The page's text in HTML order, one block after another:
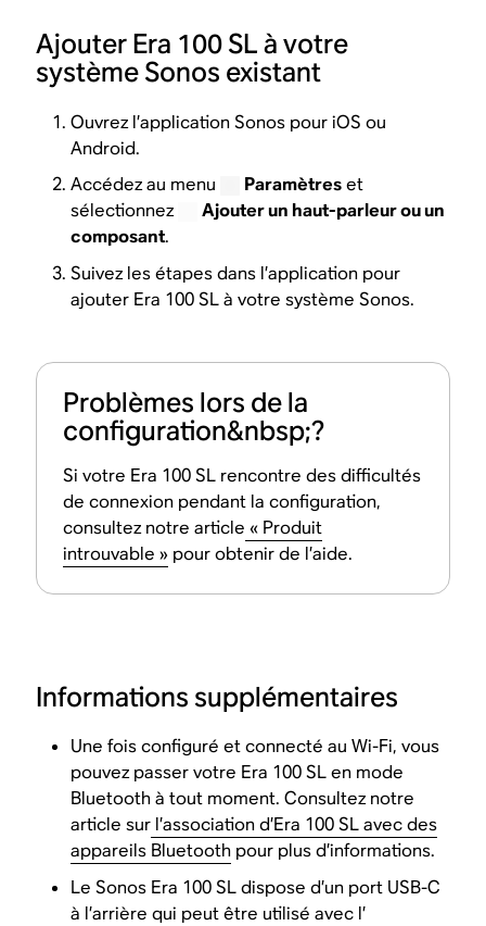
Ajouter Era 100 SL à votre
système Sonos existant
Ouvrez l’application Sonos pour iOS ou
Android.
Accédez au menu
Paramètreset
sélectionnez
Ajouter un haut-parleur ou un
composant.
Suivez les étapes dans l’application pour
ajouter Era 100 SL à votre système Sonos.
Problèmes lors de la
configuration&nbsp;?
Si votre Era 100 SL rencontre des difficultés
de connexion pendant la configuration,
consultez notre article « Produit
introuvable » pour obtenir de l’aide.
Informations supplémentaires
Une fois configuré et connecté au Wi-Fi, vous
pouvez passer votre Era 100 SL en mode
Bluetooth à tout moment. Consultez notre
article sur l’association d’Era 100 SL avec des
appareils Bluetooth pour plus d’informations.
Le Sonos Era 100 SL dispose d’un port USB-C
à l’arrière qui peut être utilisé avec l’